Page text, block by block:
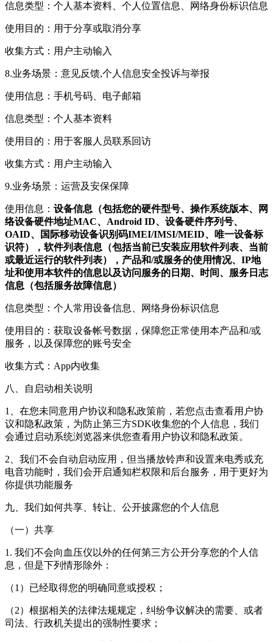
信息类型：个人基本资料、个人位置信息、网络身份标识信息
使用目的：用于分享或取消分享
收集方式：用户主动输入
8.业务场景：意见反馈,个人信息安全投诉与举报
使用信息：手机号码、电子邮箱
信息类型：个人基本资料
使用目的：用于客服人员联系回访
收集方式：用户主动输入
9.业务场景：运营及安保保障
使用信息： 设备信息（包括您的硬件型号、操作系统版本、网
络设备硬件地址MAC、Android ID、设备硬件序列号、
OAID、国际移动设备识别码IMEI/IMSI/MEID、唯一设备标
识符），软件列表信息（包括当前已安装应用软件列表、当前
或最近运行的软件列表），产品和/或服务的使用情况、IP地
址和使用本软件的信息以及访问服务的日期、时间、服务日志
信息（包括服务故障信息）
信息类型：个人常用设备信息、网络身份标识信息
使用目的：获取设备帐号数据，保障您正常使用本产品和/或
服务，以及保障您的账号安全
收集方式：App内收集
八、自启动相关说明
1、在您未同意用户协议和隐私政策前，若您点击查看用户协
议和隐私政策，为防止第三方SDK收集您的个人信息，我们
会通过启动系统浏览器来供您查看用户协议和隐私政策。
2、我们不会自动启动应用，但当播放铃声和设置来电秀或充
电音功能时，我们会开启通知栏权限和后台服务，用于更好为
你提供功能服务
九、我们如何共享、转让、公开披露您的个人信息
（一）共享
1. 我们不会向血压仪以外的任何第三方公开分享您的个人信
息，但是下列情形除外：
（1）已经取得您的明确同意或授权；
（2）根据相关的法律法规规定，纠纷争议解决的需要、或者
司法、行政机关提出的强制性要求；